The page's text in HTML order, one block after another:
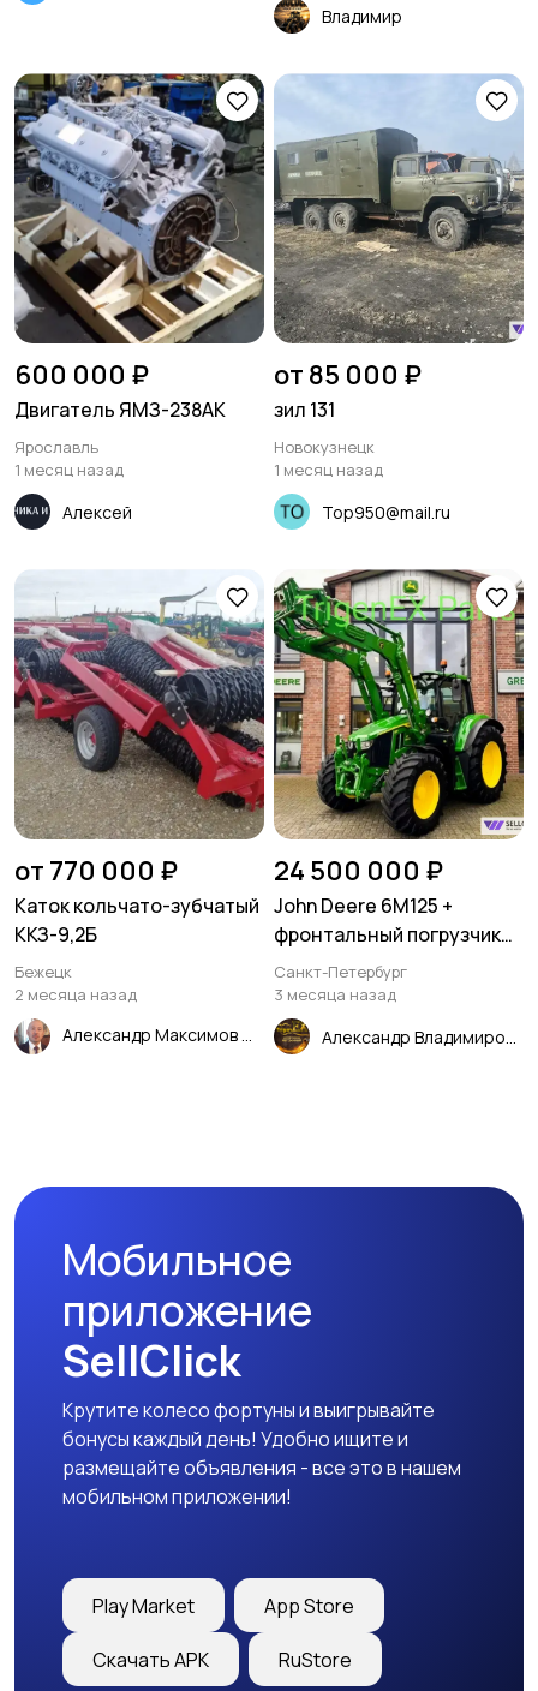
Владимир
600 000 ₽
Двигатель ЯМЗ-238АК
Ярославль
1 месяц назад
Алексей
от 85 000 ₽
зил 131
Новокузнецк
1 месяц назад
Top950@mail.ru
от 770 000 ₽
Каток кольчато-зубчатый
ККЗ-9,2Б
Бежецк
2 месяца назад
Александр Максимов
24 500 000 ₽
John Deere 6M125 +
фронтальный погрузчик
John Deere 623R
Санкт-Петербург
3 месяца назад
Мобильное
приложение
SellClick
Крутите колесо фортуны и выигрывайте
бонусы каждый день! Удобно ищите и
размещайте объявления - все это в нашем
мобильном приложении!
Play Market App Store
Скачать APK RuStore